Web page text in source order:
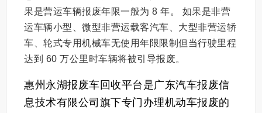
果是营运车辆报废年限一般为 8 年。 如果是非营
运车辆小型、微型非营运载客汽车、大型非营运轿
车、轮式专用机械车无使用年限限制但当行驶里程
达到 60 万公里时车辆将被引导报废。
惠州永湖报废车回收平台是广东汽车报废信
息技术有限公司旗下专门办理机动车报废的